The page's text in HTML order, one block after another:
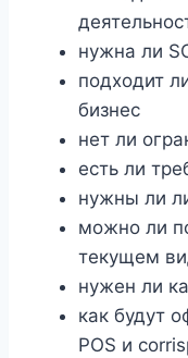
нужна ли
подходит
бизнес
нет ли
есть ли
нужны ли
можно ли
текущем
нужен ли
как будут
POS и